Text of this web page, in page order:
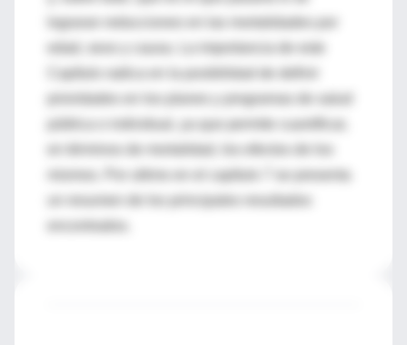
lograran reducciones en las mortalidades por
edad, sexo y causa. La importancia de este
Capítulo radica en la posibilidad de definir
prioridades en los planes y programas de salud
mismos. Por ultimo en el capítulo 7 se presenta